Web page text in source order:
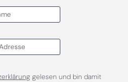
gelesen und bin damit